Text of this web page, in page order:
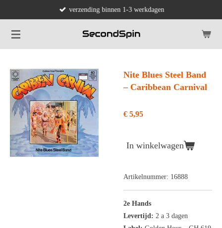
naar
de
verzending binnen 1-3 werkdagen
Nite Blues Steel Band
‎– Caribbean Carnival
€ 5,95
In winkelwagen
Artikelnummer: 16888
2e Hands
Levertijd: 2 a 3 dagen